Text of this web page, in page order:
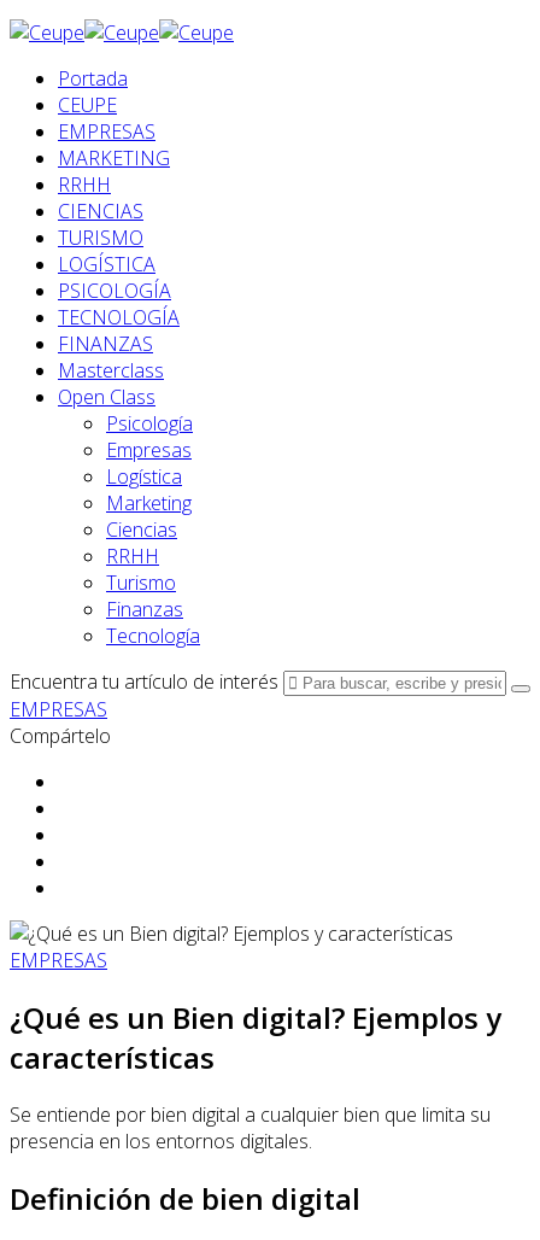
Portada
CEUPE
EMPRESAS
MARKETING
RRHH
CIENCIAS
TURISMO
LOGÍSTICA
PSICOLOGÍA
TECNOLOGÍA
FINANZAS
Masterclass
Open Class
Psicología
Empresas
Logística
Marketing
Ciencias
RRHH
Turismo
Finanzas
Tecnología
Encuentra tu artículo de interés
EMPRESAS
Compártelo
EMPRESAS
¿Qué es un Bien digital? Ejemplos y
características
Se entiende por bien digital a cualquier bien que limita su
presencia en los entornos digitales.
Definición de bien digital